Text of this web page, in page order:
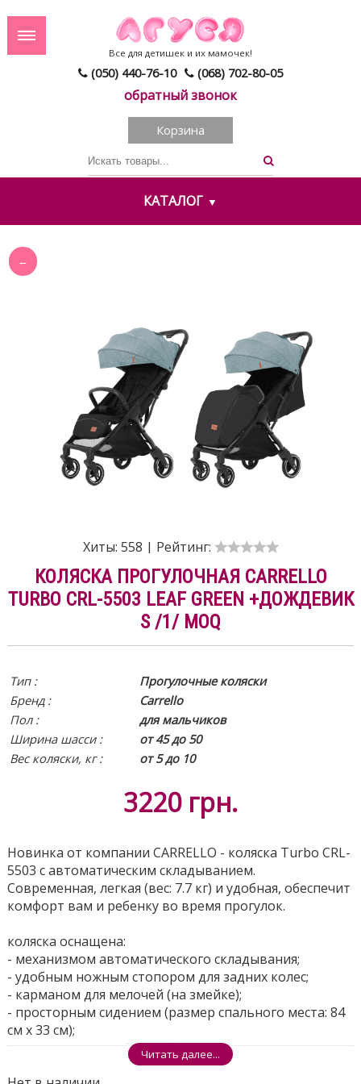
(050) 440-76-10 (068) 702-80-05
обратный звонок
Все для детишек и их мамочек!
Корзина
КАТАЛОГ
Хиты: 558 | Рейтинг:
КОЛЯСКА ПРОГУЛОЧНАЯ CARRELLO
TURBO CRL-5503 LEAF GREEN +ДОЖДЕВИК
S /1/ MOQ
Тип :
Прогулочные коляски
Бренд :
Carrello
Пол :
для мальчиков
Ширина шасси :
от 45 до 50
Вес коляски, кг :
от 5 до 10
3220 грн.
Новинка от компании CARRELLO - коляска Turbo CRL-
5503 с автоматическим складыванием.
Современная, легкая (вес: 7.7 кг) и удобная, обеспечит
комфорт вам и ребенку во время прогулок.
коляска оснащена:
- механизмом автоматического складывания;
- удобным ножным стопором для задних колес;
- карманом для мелочей (на змейке);
- просторным сидением (размер спального места: 84
см х 33 см);
- одинарными колёсами большого диаметра
(передние: 14 см с амортизацией и фиксаторами /
Читать далее...